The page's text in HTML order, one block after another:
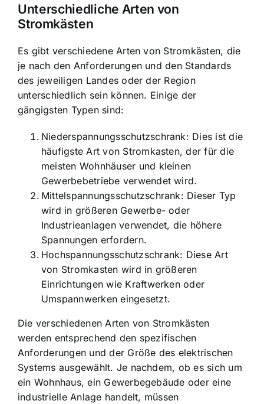
Unterschiedliche Arten von
Stromkästen
Es gibt verschiedene Arten von Stromkästen, die
je nach den Anforderungen und den Standards
des jeweiligen Landes oder der Region
unterschiedlich sein können. Einige der
gängigsten Typen sind:
Niederspannungsschutzschrank: Dies ist die
häufigste Art von Stromkasten, der für die
meisten Wohnhäuser und kleinen
Gewerbebetriebe verwendet wird.
Mittelspannungsschutzschrank: Dieser Typ
wird in größeren Gewerbe- oder
Industrieanlagen verwendet, die höhere
Spannungen erfordern.
Hochspannungsschutzschrank: Diese Art
von Stromkasten wird in größeren
Einrichtungen wie Kraftwerken oder
Umspannwerken eingesetzt.
Die verschiedenen Arten von Stromkästen
werden entsprechend den spezifischen
Anforderungen und der Größe des elektrischen
Systems ausgewählt. Je nachdem, ob es sich um
ein Wohnhaus, ein Gewerbegebäude oder eine
industrielle Anlage handelt, müssen